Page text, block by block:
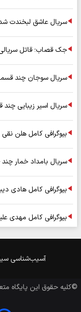
سریال عاشق لبخندت
جک قصاب؛ قاتل
سریال سوجان چند
سریال اسیر زیبایی
بیوگرافی کامل هلن نقی
سریال بامداد خمار
بیوگرافی کامل هادی
بیوگرافی کامل مهدی
آسیب‌شناسی
©کلیه حقوق این پایگاه